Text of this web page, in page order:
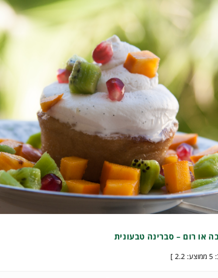
או רום – סברינה טבעונית
5 ממוצע: 2.2
]